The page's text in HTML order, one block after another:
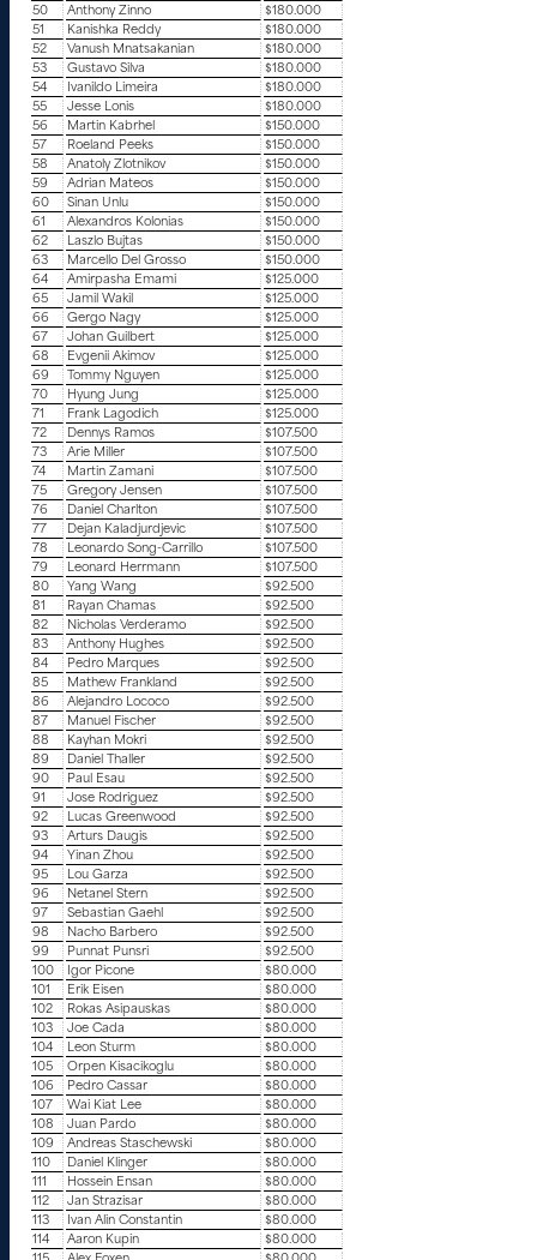
50
Anthony Zinno
$180.000
51
Kanishka Reddy
$180.000
52
Vanush Mnatsakanian
$180.000
53
Gustavo Silva
$180.000
54
Ivanildo Limeira
$180.000
55
Jesse Lonis
$180.000
56
Martin Kabrhel
$150.000
57
Roeland Peeks
$150.000
58
Anatoly Zlotnikov
$150.000
59
Adrian Mateos
$150.000
60
Sinan Unlu
$150.000
61
Alexandros Kolonias
$150.000
62
Laszlo Bujtas
$150.000
63
Marcello Del Grosso
$150.000
64
Amirpasha Emami
$125.000
65
Jamil Wakil
$125.000
66
Gergo Nagy
$125.000
67
Johan Guilbert
$125.000
68
Evgenii Akimov
$125.000
69
Tommy Nguyen
$125.000
70
Hyung Jung
$125.000
71
Frank Lagodich
$125.000
72
Dennys Ramos
$107.500
73
Arie Miller
$107.500
74
Martin Zamani
$107.500
75
Gregory Jensen
$107.500
76
Daniel Charlton
$107.500
77
Dejan Kaladjurdjevic
$107.500
78
Leonardo Song-Carrillo
$107.500
79
Leonard Herrmann
$107.500
80
Yang Wang
$92.500
81
Rayan Chamas
$92.500
82
Nicholas Verderamo
$92.500
83
Anthony Hughes
$92.500
84
Pedro Marques
$92.500
85
Mathew Frankland
$92.500
86
Alejandro Lococo
$92.500
87
Manuel Fischer
$92.500
88
Kayhan Mokri
$92.500
89
Daniel Thaller
$92.500
90
Paul Esau
$92.500
91
Jose Rodriguez
$92.500
92
Lucas Greenwood
$92.500
93
Arturs Daugis
$92.500
94
Yinan Zhou
$92.500
95
Lou Garza
$92.500
96
Netanel Stern
$92.500
97
Sebastian Gaehl
$92.500
98
Nacho Barbero
$92.500
99
Punnat Punsri
$92.500
100
Igor Picone
$80.000
101
Erik Eisen
$80.000
102
Rokas Asipauskas
$80.000
103
Joe Cada
$80.000
104
Leon Sturm
$80.000
105
Orpen Kisacikoglu
$80.000
106
Pedro Cassar
$80.000
107
Wai Kiat Lee
$80.000
108
Juan Pardo
$80.000
109
Andreas Staschewski
$80.000
110
Daniel Klinger
$80.000
111
Hossein Ensan
$80.000
112
Jan Strazisar
$80.000
113
Ivan Alin Constantin
$80.000
114
Aaron Kupin
$80.000